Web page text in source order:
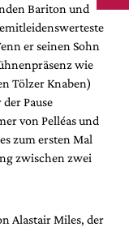
Bariton und
er seinen Sohn
wie
Tölzer Knaben)
Pause
von Pelléas und
zum ersten Mal
zwischen zwei
Alastair Miles, der